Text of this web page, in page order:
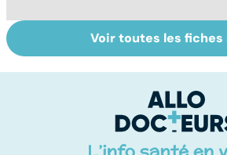
HPV : tout savoir
sur les
Voir toutes les fiches